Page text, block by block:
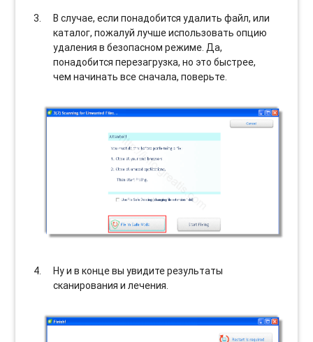
В случае, если понадобится удалить файл, или
каталог, пожалуй лучше использовать опцию
удаления в безопасном режиме. Да,
понадобится перезагрузка, но это быстрее,
чем начинать все сначала, поверьте.
Ну и в конце вы увидите результаты
сканирования и лечения.